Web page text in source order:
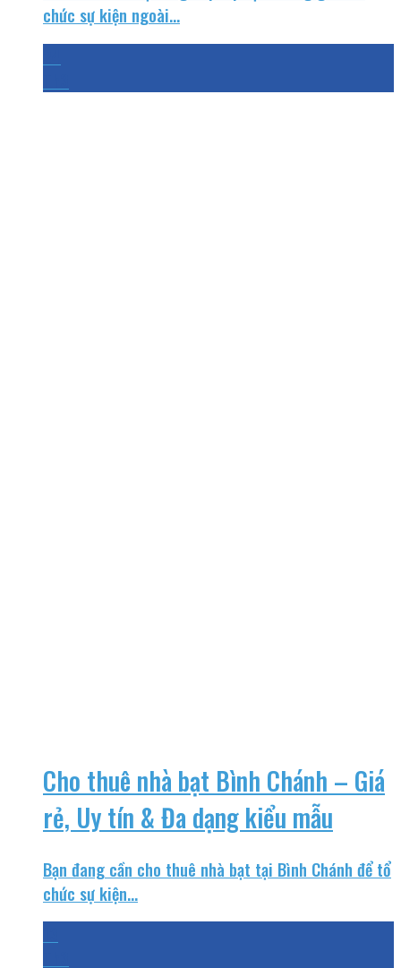
chức sự kiện ngoài...
Cho thuê nhà bạt Bình Chánh – Giá
rẻ, Uy tín & Đa dạng kiểu mẫu
Bạn đang cần cho thuê nhà bạt tại Bình Chánh để tổ
chức sự kiện...